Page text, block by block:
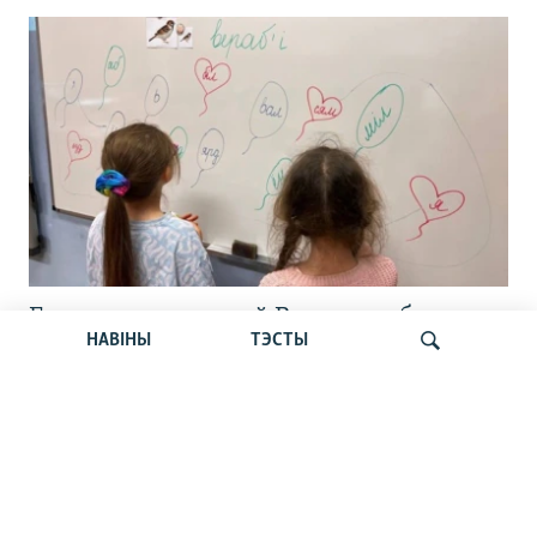
НАВІНЫ ТЭСТЫ
Беларуская школа ў Варшаве абвяшчае
пяты набор